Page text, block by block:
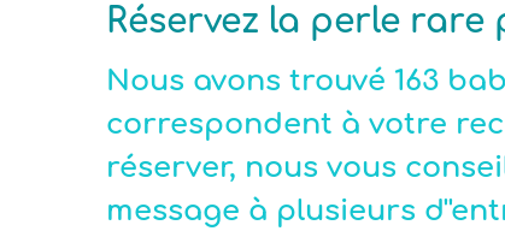
Permis de conduire Genre
Réservez la perle
Nous avons trouvé 163
correspondent à votre
réserver, nous vous
message à plusieurs